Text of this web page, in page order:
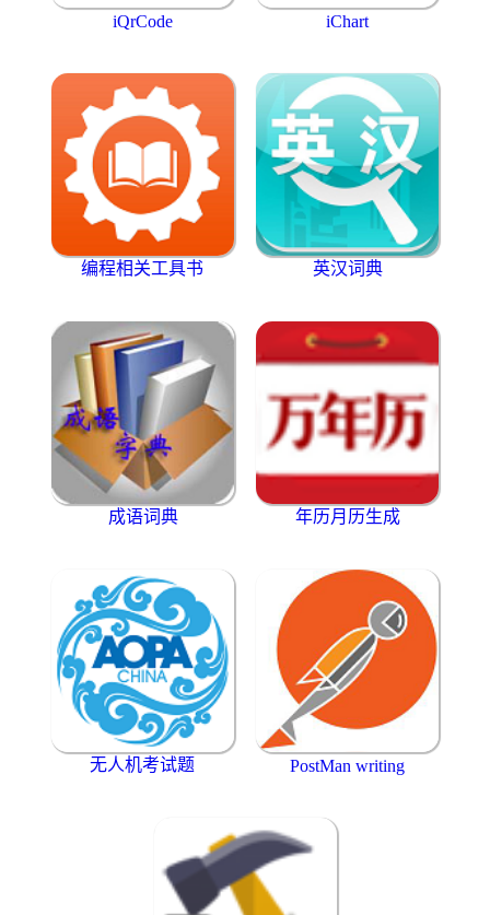
iQrCode iChart
编程相关工具书 英汉词典
成语词典 年历月历生成
无人机考试题 PostMan writing